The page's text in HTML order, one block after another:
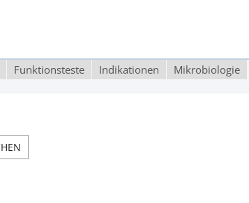
Funktionsteste Indikationen Mikrobiologie